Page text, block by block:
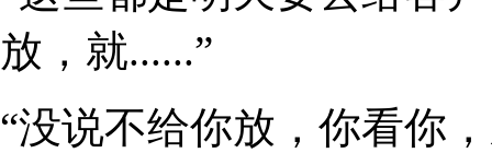
放，就......”
“没说不给你放，你看你